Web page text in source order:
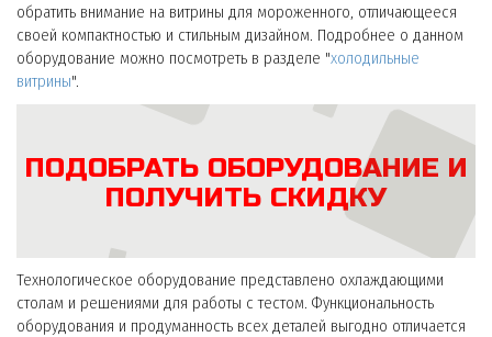
обратить внимание на витрины для мороженного, отличающееся
своей компактностью и стильным дизайном. Подробнее о данном
оборудование можно посмотреть в разделе "холодильные
витрины".
ПОДОБРАТЬ ОБОРУДОВАНИЕ И
ПОЛУЧИТЬ СКИДКУ
Технологическое оборудование представлено охлаждающими
столам и решениями для работы с тестом. Функциональность
оборудования и продуманность всех деталей выгодно отличается